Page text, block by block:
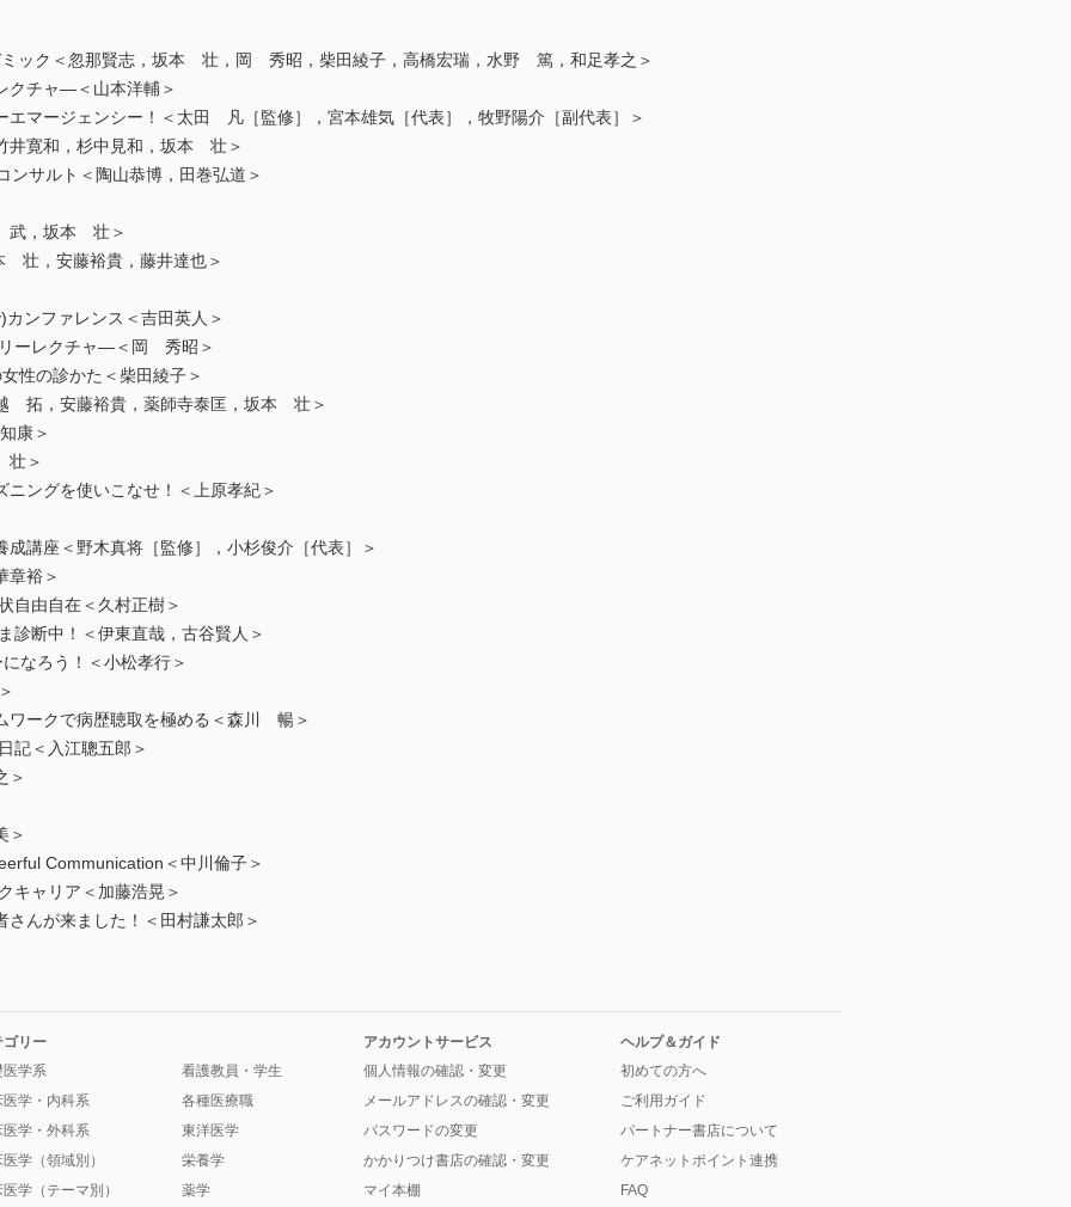
ミック＜忽那賢志，坂本 壮，岡 秀昭，柴田綾子，高橋宏瑞，水野 篤，和足孝之＞
クチャ―＜山本洋輔＞
エマージェンシー！＜太田 凡［監修］，宮本雄気［代表］，牧野陽介［副代表］＞
井寛和，杉中見和，坂本 壮＞
ンサルト＜陶山恭博，田巻弘道＞
武，坂本 壮＞
壮，安藤裕貴，藤井達也＞
ンファレンス＜吉田英人＞
ーレクチャ―＜岡 秀昭＞
性の診かた＜柴田綾子＞
拓，安藤裕貴，薬師寺泰匡，坂本 壮＞
康＞
壮＞
ングを使いこなせ！＜上原孝紀＞
講座＜野木真将［監修］，小杉俊介［代表］＞
章裕＞
自由自在＜久村正樹＞
診断中！＜伊東直哉，古谷賢人＞
なろう！＜小松孝行＞
ワークで病歴聴取を極める＜森川 暢＞
記＜入江聰五郎＞
＞
＞
Communication＜中川倫子＞
キャリア＜加藤浩晃＞
んが来ました！＜田村謙太郎＞
ゴリー
医学系
医学・内科系
医学・外科系
学（領域別）
学（テーマ別）
看護教員・学生
各種医療職
東洋医学
栄養学
薬学
アカウントサービス
個人情報の確認・変更
メールアドレスの確認・変更
パスワードの変更
かかりつけ書店の確認・変更
マイ本棚
ヘルプ＆ガイド
初めての方へ
ご利用ガイド
パートナー書店について
ケアネットポイント連携
FAQ